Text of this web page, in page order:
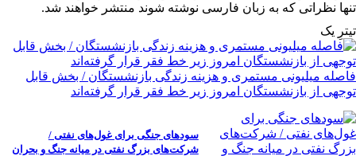
تنها نظراتی که به زبان فارسی نوشته شوند منتشر خواهند شد.
تیترِ یک
فاصله میلیونی مستمری و هزینه زندگی بازنشستگان / بخش قابل
توجهی از بازنشستگان امروز زیر خط فقر قرار گرفته‌اند
سودهای جنگی برای غول‌های نفتی /
شرکت‌های بزرگ نفتی در میانه جنگ و بحران